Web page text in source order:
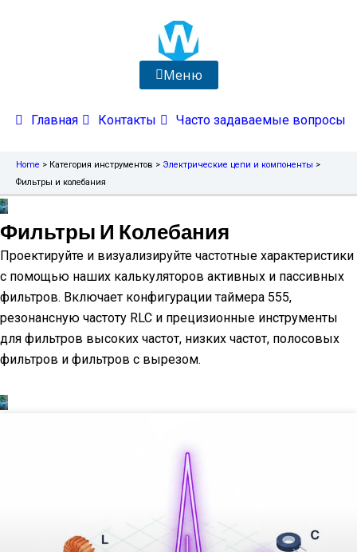
Меню
Главная Контакты Часто задаваемые вопросы
Home > Категория инструментов > Электрические цепи и компоненты >
Фильтры и колебания
Фильтры И Колебания
Проектируйте и визуализируйте частотные характеристики
с помощью наших калькуляторов активных и пассивных
фильтров. Включает конфигурации таймера 555,
резонансную частоту RLC и прецизионные инструменты
для фильтров высоких частот, низких частот, полосовых
фильтров и фильтров с вырезом.